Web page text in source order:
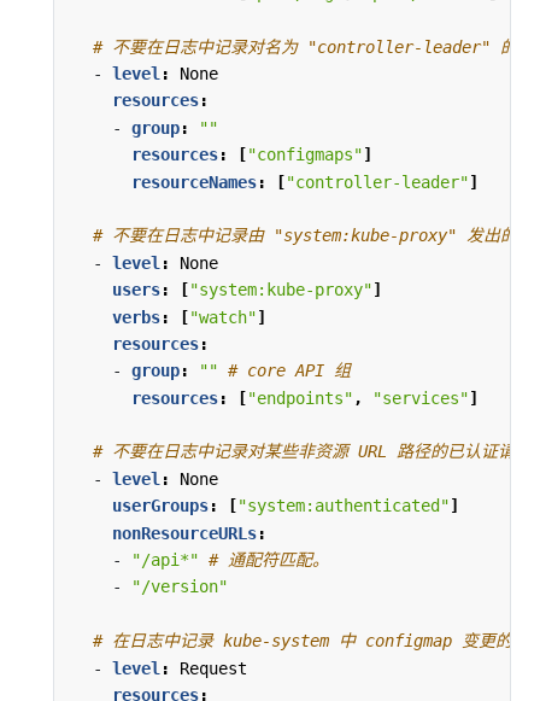
# 不要在日志中记录对名为 "controller-leader" 的
- level :
None
resources:
- group:
""
resources: ["configmaps"]
resourceNames: ["controller-leader"]
# 不要在日志中记录由 "system:kube-proxy" 发出的对
- level :
None
users: ["system:kube-proxy"]
verbs: ["watch"]
resources:
- group: "" # core API 组
resources: ["endpoints" , "services"]
# 不要在日志中记录对某些非资源 URL 路径的已认证请求
- level :
None
userGroups: ["system:authenticated"]
nonResourceURLs:
-
"/api*" # 通配符匹配。
-
"/version"
# 在日志中记录 kube-system 中 configmap 变更的请
- level :
Request
resources: